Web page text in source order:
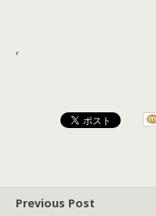
,
Previous Post